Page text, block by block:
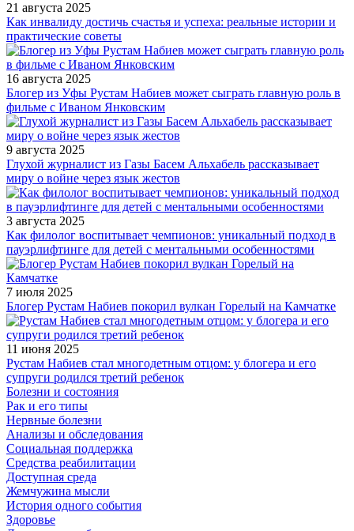
21 августа 2025
Как инвалиду достичь счастья и успеха: реальные истории и
практические советы
16 августа 2025
Блогер из Уфы Рустам Набиев может сыграть главную роль в
фильме с Иваном Янковским
9 августа 2025
Глухой журналист из Газы Басем Альхабель рассказывает
миру о войне через язык жестов
3 августа 2025
Как филолог воспитывает чемпионов: уникальный подход в
пауэрлифтинге для детей с ментальными особенностями
7 июля 2025
Блогер Рустам Набиев покорил вулкан Горелый на Камчатке
11 июня 2025
Рустам Набиев стал многодетным отцом: у блогера и его
супруги родился третий ребенок
Болезни и состояния
Рак и его типы
Нервные болезни
Анализы и обследования
Социальная поддержка
Средства реабилитации
Доступная среда
Жемчужина мысли
История одного события
Здоровье